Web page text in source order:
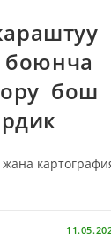
боюнча
бош